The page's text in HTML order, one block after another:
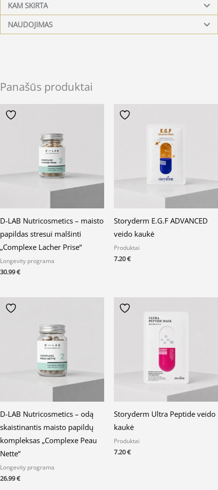
KAM SKIRTA
NAUDOJIMAS
Panašūs produktai
D-LAB Nutricosmetics – maisto
papildas stresui malšinti
„Complexe Lacher Prise“
Longevity programa
30.99€
Storyderm E.G.F ADVANCED
veido kaukė
Produktai
7.20€
D-LAB Nutricosmetics – odą
skaistinantis maisto papildų
kompleksas „Complexe Peau
Nette“
Longevity programa
26.99€
Storyderm Ultra Peptide veido
kaukė
Produktai
7.20€